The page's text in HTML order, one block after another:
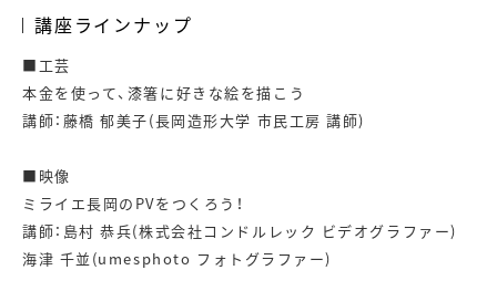
講座ラインナップ
■工芸
本金を使って、漆箸に好きな絵を描こう
講師：藤橋 郁美子(長岡造形大学 市民工房 講師)
■映像
ミライエ長岡のPVをつくろう！
講師：島村 恭兵(株式会社コンドルレック ビデオグラファー)
海津 千並(umesphoto フォトグラファー)